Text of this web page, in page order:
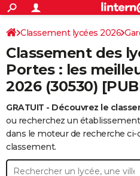
ACTUALITÉS
Politique
Société
Faits Divers
Education
Monde
Villes
+
SPORT
Coupe du monde 2026
Football
Tennis
Cyclisme
Rugby
Forum
Programme TV
TNT
Streaming
Cinéma
Sorties cinéma
Musique
+
FINANCE
Retraite
Impôts
Epargne
Immobilier
Risques naturels par ville
Banque
Assurance
Crédit
AUTO
Essais
Réserver un essai
Citadines
Berlines
SUV
Forum auto
+
HIGH-TECH
BRICOLAGE
Classement lycées 2026
Classement des
Portes : les
2026 (30530)
GRATUIT - Découvrez le
ou recherchez un
dans le moteur de recherche
classement.